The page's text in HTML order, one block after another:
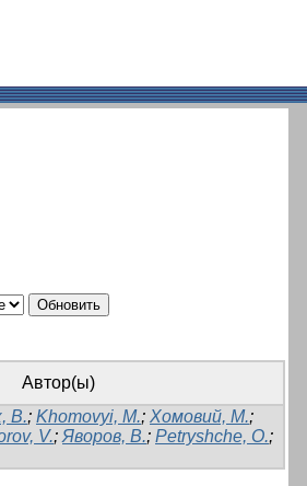
Автор(ы)
В.; Khomovyi, M.; Хомовий, М.;
V.; Яворов, В.; Petryshche, O.;